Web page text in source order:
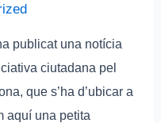
publicat una notícia
ciutadana pel
que s’ha d’ubicar a
aquí una petita